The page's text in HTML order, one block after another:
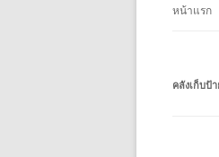
หน้าแรก
คลังเก็บป้